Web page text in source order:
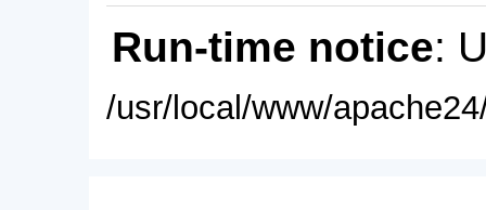
Run-time notice:
/usr/local/www/